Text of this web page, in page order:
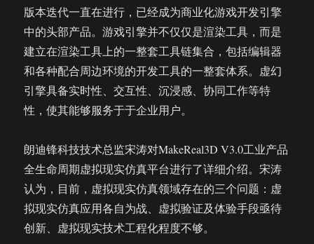
版本迭代一直在进行，已经成为商业化游戏开发引擎
中的头部产品。游戏引擎并不仅仅是渲染工具，而是
建立在渲染工具上的一整套工具链集合，包括编辑器
和各种配合周边环境的开发工具的一整套体系。虚幻
引擎具备实时性、交互性、沉浸感、协同工作等特
性，使其能够服务于于企业用户。
朗迪锋科技技术总监宋涛对MakeReal3D V3.0工业产品
全生命周期虚拟现实仿真平台进行了详细介绍。宋涛
认为，目前，虚拟现实仿真领域存在的三个问题：虚
拟现实仿真应用各自为战、虚拟验证及体验手段亟待
创新、虚拟现实技术工程化程度不够。